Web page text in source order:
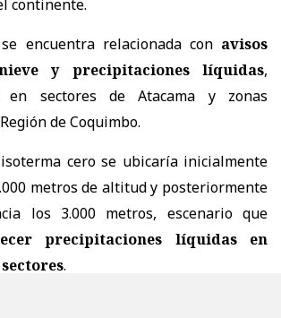
continente.
encuentra relacionada con avisos
y precipitaciones líquidas,
en sectores de Atacama y zonas
de Coquimbo.
cero se ubicaría inicialmente
metros de altitud y posteriormente
los 3.000 metros, escenario que
precipitaciones líquidas en
.